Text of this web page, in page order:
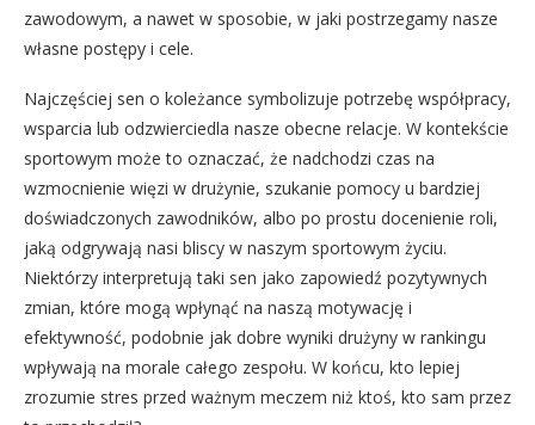
zawodowym, a nawet w sposobie, w jaki postrzegamy nasze
własne postępy i cele.
Najczęściej sen o koleżance symbolizuje potrzebę współpracy,
wsparcia lub odzwierciedla nasze obecne relacje. W kontekście
sportowym może to oznaczać, że nadchodzi czas na
wzmocnienie więzi w drużynie, szukanie pomocy u bardziej
doświadczonych zawodników, albo po prostu docenienie roli,
jaką odgrywają nasi bliscy w naszym sportowym życiu.
Niektórzy interpretują taki sen jako zapowiedź pozytywnych
zmian, które mogą wpłynąć na naszą motywację i
efektywność, podobnie jak dobre wyniki drużyny w rankingu
wpływają na morale całego zespołu. W końcu, kto lepiej
zrozumie stres przed ważnym meczem niż ktoś, kto sam przez